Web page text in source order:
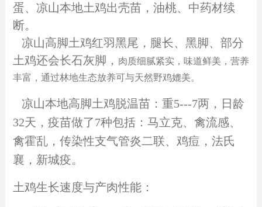
蛋、凉山本地土鸡出壳苗，油桃、中药材续
断。
凉山高脚土鸡红羽黑尾，腿长、黑脚、部分
土鸡还会长石灰脚， 肉质细腻紧实，味道鲜美，营养
丰富，通过林地生态放养可与天然野鸡媲美。
凉山本地高脚土鸡脱温苗：重5---7两， 日龄
32天，疫苗做了7种包括：马立克、禽流感、
禽霍乱，传染性支气管炎二联、鸡痘，法氏
襄，新城疫。
土鸡生长速度与产肉性能：